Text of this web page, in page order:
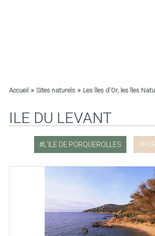
Accueil» Sites naturels» Les îles d'Or, les îles
ILE DU LEVANT
L'ILE DE PORQUEROLLES